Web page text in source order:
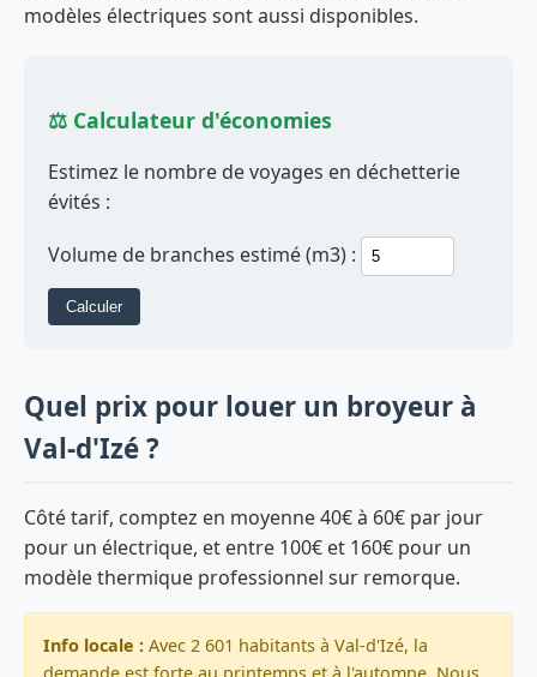
modèles électriques sont aussi disponibles.
⚖️ Calculateur d'économies
Estimez le nombre de voyages en déchetterie
évités :
Volume de branches estimé (m3) :
Calculer
Quel prix pour louer un broyeur à
Val-d'Izé ?
Côté tarif, comptez en moyenne 40€ à 60€ par jour
pour un électrique, et entre 100€ et 160€ pour un
modèle thermique professionnel sur remorque.
Info locale : Avec 2 601 habitants à Val-d'Izé, la